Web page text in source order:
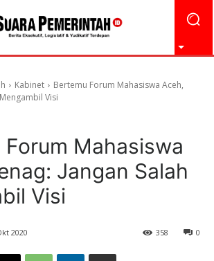
Kabinet
Bertemu Forum Mahasiswa Aceh,
Visi
Mahasiswa
Jangan Salah
Visi
2020 0
358